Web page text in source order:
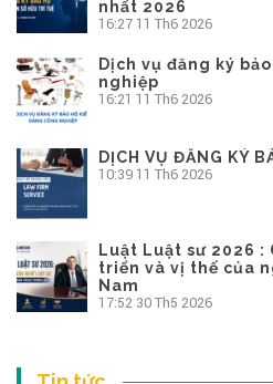
nhất 2026
16:27 11 Th6 2026
Dịch vụ đăng ký
nghiệp
16:21 11 Th6 2026
DỊCH VỤ ĐĂNG KÝ
10:39 11 Th6 2026
Luật Luật sư 2026 :
triển và vị thế của
Nam
17:52 30 Th5 2026